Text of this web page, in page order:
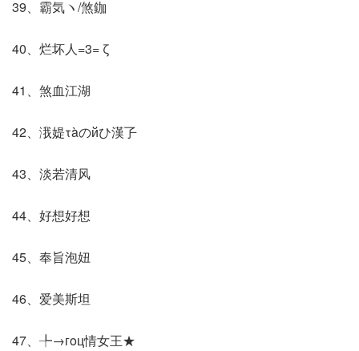
39、霸気ヽ/煞鉫
40、烂坏人=3= ζ
41、煞血江湖
42、涐媞τàのйひ漢孒
43、淡若清风
44、好想好想
45、奉旨泡妞
46、爱美斯坦
47、╄→гoц情女王★